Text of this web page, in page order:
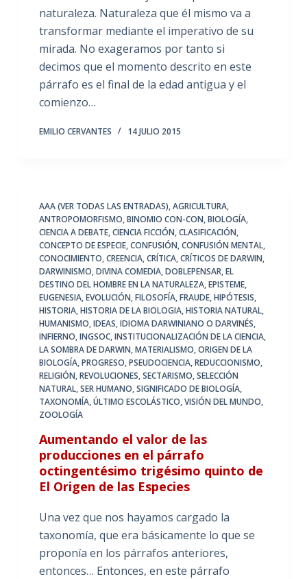
naturaleza. Naturaleza que él mismo va a
transformar mediante el imperativo de su
mirada. No exageramos por tanto si
decimos que el momento descrito en este
párrafo es el final de la edad antigua y el
comienzo…
EMILIO CERVANTES 14 JULIO 2015
AAA (VER TODAS LAS ENTRADAS),AGRICULTURA,
ANTROPOMORFISMO,BINOMIO CON-CON,BIOLOGÍA,
CIENCIA A DEBATE,CIENCIA FICCIÓN,CLASIFICACIÓN,
CONCEPTO DE ESPECIE,CONFUSIÓN,CONFUSIÓN MENTAL,
CONOCIMIENTO,CREENCIA,CRÍTICA,CRÍTICOS DE DARWIN,
DARWINISMO,DIVINA COMEDIA,DOBLEPENSAR,EL
DESTINO DEL HOMBRE EN LA NATURALEZA,EPISTEME,
EUGENESIA,EVOLUCIÓN,FILOSOFÍA,FRAUDE,HIPÓTESIS,
HISTORIA,HISTORIA DE LA BIOLOGIA,HISTORIA NATURAL,
HUMANISMO,IDEAS,IDIOMA DARWINIANO O DARVINÉS,
INFIERNO,INGSOC,INSTITUCIONALIZACIÓN DE LA CIENCIA,
LA SOMBRA DE DARWIN,MATERIALISMO,ORIGEN DE LA
BIOLOGÍA,PROGRESO,PSEUDOCIENCIA,REDUCCIONISMO,
RELIGIÓN,REVOLUCIONES,SECTARISMO,SELECCIÓN
NATURAL,SER HUMANO,SIGNIFICADO DE BIOLOGÍA,
TAXONOMÍA,ÚLTIMO ESCOLÁSTICO,VISIÓN DEL MUNDO,
ZOOLOGÍA
Aumentando el valor de las
producciones en el párrafo
octingentésimo trigésimo quinto de
El Origen de las Especies
Una vez que nos hayamos cargado la
taxonomía, que era básicamente lo que se
proponía en los párrafos anteriores,
entonces… Entonces, en este párrafo